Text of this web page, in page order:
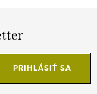
PRIHLÁSIŤ SA